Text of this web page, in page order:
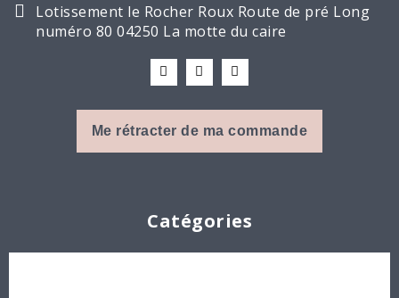
Lotissement le Rocher Roux Route de pré Long
numéro 80 04250 La motte du caire
Me rétracter de ma commande
Catégories